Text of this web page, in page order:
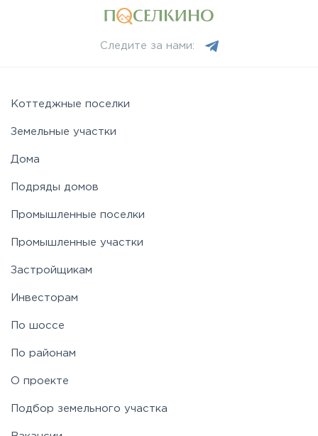
Симферопольское
Фряновское
Ярославское
Следите за нами:
Коттеджные поселки
Земельные участки
Дома
Подряды домов
Промышленные поселки
Промышленные участки
Застройщикам
Инвесторам
По шоссе
По районам
О проекте
Подбор земельного участка